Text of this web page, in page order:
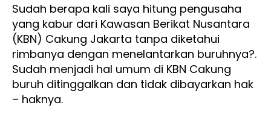
Sudah berapa kali saya hitung pengusaha
yang kabur dari Kawasan Berikat Nusantara
(KBN) Cakung Jakarta tanpa diketahui
rimbanya dengan menelantarkan buruhnya?.
Sudah menjadi hal umum di KBN Cakung
buruh ditinggalkan dan tidak dibayarkan hak
– haknya.